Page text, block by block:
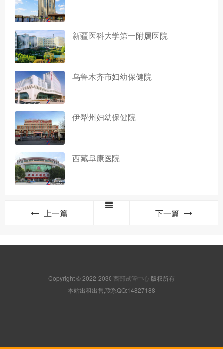
新疆医科大学第一附属医院
乌鲁木齐市妇幼保健院
伊犁州妇幼保健院
西藏阜康医院
上一篇 下一篇
Copyright © 2022-2030 西部试管中心 版权所有
本站出租出售,联系QQ:14827188